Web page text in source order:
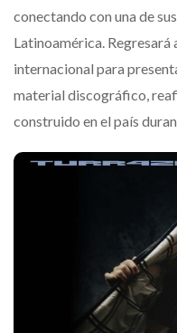
conectando con una de
Latinoamérica.
internacional para
material discográfico,
construido en el país